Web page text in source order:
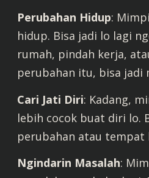
Perubahan Hidup:
hidup. Bisa jadi lo lagi
rumah, pindah kerja,
perubahan itu, bisa
Cari Jati Diri: Kadang,
lebih cocok buat diri lo.
perubahan atau tempat
Ngindarin Masalah: